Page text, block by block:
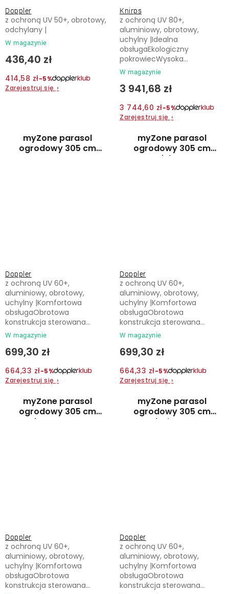
Doppler
W magazynie
436,40 zł
414,58 zł−5%
Zarejestruj się ›
z ochroną UV 50+, obrotowy,
odchylany |
Knirps
W magazynie
3 941,68 zł
3 744,60 zł−5%
Zarejestruj się ›
z ochroną UV 80+,
aluminiowy, obrotowy,
uchylny |Idealna
obsługaEkologiczny
pokrowiecWysoka...
myZone parasol
ogrodowy 305 cm
Doppler
W magazynie
699,30 zł
664,33 zł−5%
Zarejestruj się ›
z ochroną UV 60+,
aluminiowy, obrotowy,
uchylny |Komfortowa
obsługaObrotowa
konstrukcja sterowana...
myZone parasol
ogrodowy 305 cm
zielony
Doppler
W magazynie
699,30 zł
664,33 zł−5%
Zarejestruj się ›
z ochroną UV 60+,
aluminiowy, obrotowy,
uchylny |Komfortowa
obsługaObrotowa
konstrukcja sterowana...
myZone parasol
ogrodowy 305 cm
jasnoszary
Doppler
z ochroną UV 60+,
aluminiowy, obrotowy,
uchylny |Komfortowa
obsługaObrotowa
konstrukcja sterowana...
myZone parasol
ogrodowy 305 cm
beżowy
Doppler
z ochroną UV 60+,
aluminiowy, obrotowy,
uchylny |Komfortowa
obsługaObrotowa
konstrukcja sterowana...